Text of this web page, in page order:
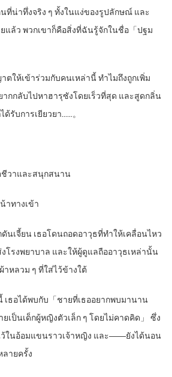
ที่น่าทึ่งจริง ๆ ทั้งในแง่ของรูปลักษณ์ และ
แล้ว พวกเขาก็คือสิ่งที่ฉันรู้จักในชื่อ「ปฐม
ให้เข้าร่วมกับคนเหล่านี้ ทำไมถึงถูกเพิ่ม
กกลับไปหาฮารุซังโดยเร็วที่สุด และสูดกลิ่น
รับการเยียวยา……。
วาและสนุกสนาน
าทางเข้า
นเจี้ยน เธอโดนถอดอาวุธที่ทำให้เคลื่อนไหว
โรงพยาบาล และให้ผู้ดูแลถืออาวุธเหล่านั้น
หลวม ๆ ที่ใส่ไว้ข้างใต้
เธอได้พบกับ「ชายที่เธออยากพบมานาน
เป็นเด็กผู้หญิงตัวเล็ก ๆ โดยไม่คาดคิด」 ซึ่ง
ว้ในอ้อมแขนราวเจ้าหญิง และ――ยังได้นอน
ายครั้ง